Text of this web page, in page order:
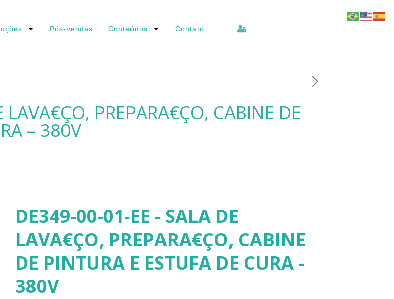
Pós-vendas Conteúdos Contato
PREPARA€ÇO, CABINE DE
– 380V
DE349-00-01-EE - SALA DE
LAVA€ÇO, PREPARA€ÇO, CABINE
DE PINTURA E ESTUFA DE CURA -
380V